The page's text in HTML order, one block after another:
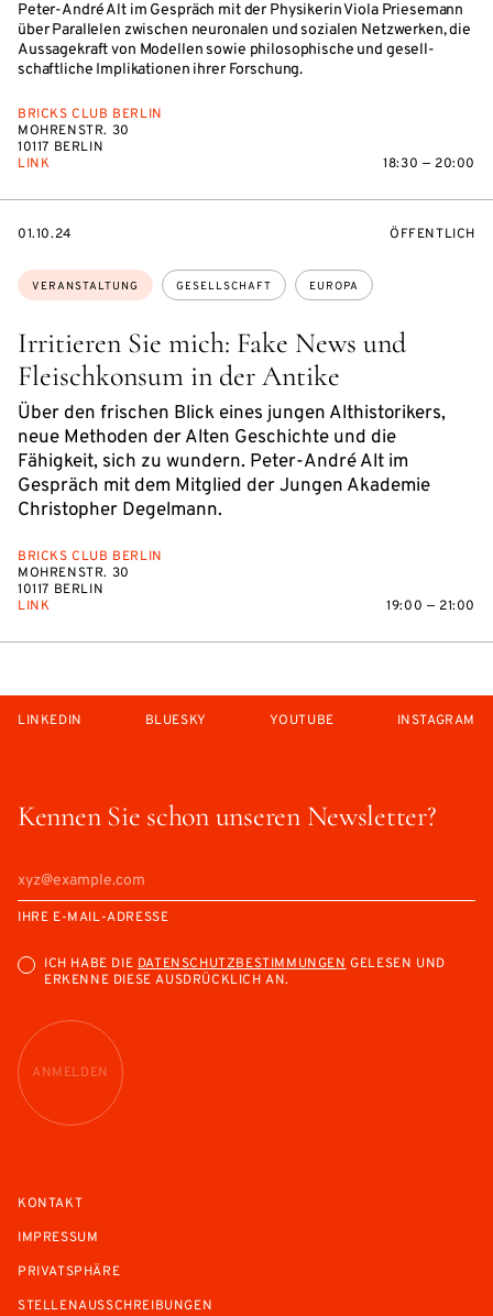
Peter-André Alt im Ge­spräch mit der Phy­si­ke­rin Viola Prie­se­mann
über Par­al­le­len zwi­schen neu­ro­na­len und so­zia­len Netz­wer­ken, die
Aus­sa­ge­kraft von Mo­del­len sowie phi­lo­so­phi­sche und ge­sell­
schaft­li­che Im­pli­ka­tio­nen ihrer For­schung.
BRICKS CLUB BERLIN
MOHRENSTR. 30
10117 BERLIN
LINK
18:30 — 20:00
Irritieren Sie mich: Fake News und
Fleischkonsum in der Antike
Über den frischen Blick eines jungen Althistorikers,
neue Methoden der Alten Geschichte und die
Fähigkeit, sich zu wundern. Peter-André Alt im
Gespräch mit dem Mitglied der Jungen Akademie
Christopher Degelmann.
Themen:
VERANSTALTUNG GESELLSCHAFT EUROPA
EVENTBEGINSON
01.10.24 ÖFFENTLICH
BRICKS CLUB BERLIN
MOHRENSTR. 30
10117 BERLIN
LINK
19:00 — 21:00
Kennen Sie schon unseren Newsletter?
IHRE E-MAIL-ADRESSE
ICH HABE DIEDATENSCHUTZBESTIMMUNGENGELESEN UND
ERKENNE DIESE AUSDRÜCKLICH AN.
ANMELDEN
LINKEDIN BLUESKY YOUTUBE INSTAGRAM
KONTAKT
IMPRESSUM
PRIVATSPHÄRE
STELLENAUSSCHREIBUNGEN